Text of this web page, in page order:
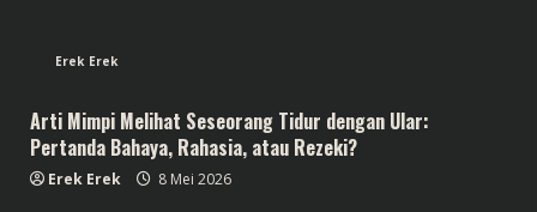
Erek Erek
Arti Mimpi Melihat Seseorang Tidur dengan Ular:
Pertanda Bahaya, Rahasia, atau Rezeki?
Erek Erek 8 Mei 2026